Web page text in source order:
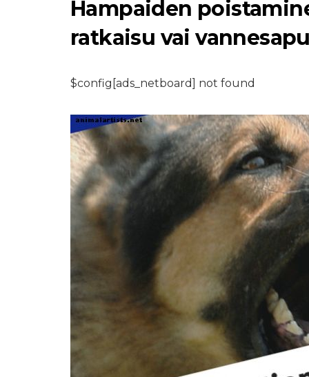
Hampaiden
ratkaisu vai
$config[ads_netboard] not found
KOIRAT
Mikä tuo myyrä
koiran
on?
9,2026